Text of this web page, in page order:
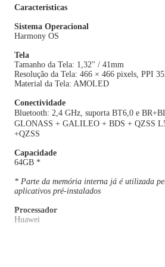
Características
Sistema Operacional
Harmony OS
Tela
Tamanho da Tela: 1,32" / 41mm
Resolução da Tela: 466 × 466 pixels, PPI
Material da Tela: AMOLED
Conectividade
Bluetooth: 2,4 GHz, suporta BT6,0 e
GLONASS + GALILEO + BDS + QZSS
+QZSS
Capacidade
64GB *
* Parte da memória interna já é utilizada
aplicativos pré-instalados
Processador
Huawei